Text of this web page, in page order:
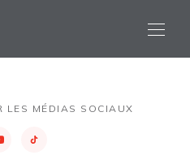
LES MÉDIAS SOCIAUX